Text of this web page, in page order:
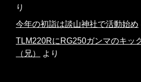
り
今年の初詣は談山神社で活動始め
TLM220RにRG250ガンマのキッ
（兄）
より